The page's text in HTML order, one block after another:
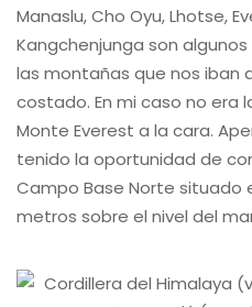
Manaslu, Cho Oyu, Lhotse,
Kangchenjunga son
las montañas que nos iban
costado. En mi caso no era
Monte Everest a la cara.
tenido la oportunidad de
Campo Base Norte situado
metros sobre el nivel del